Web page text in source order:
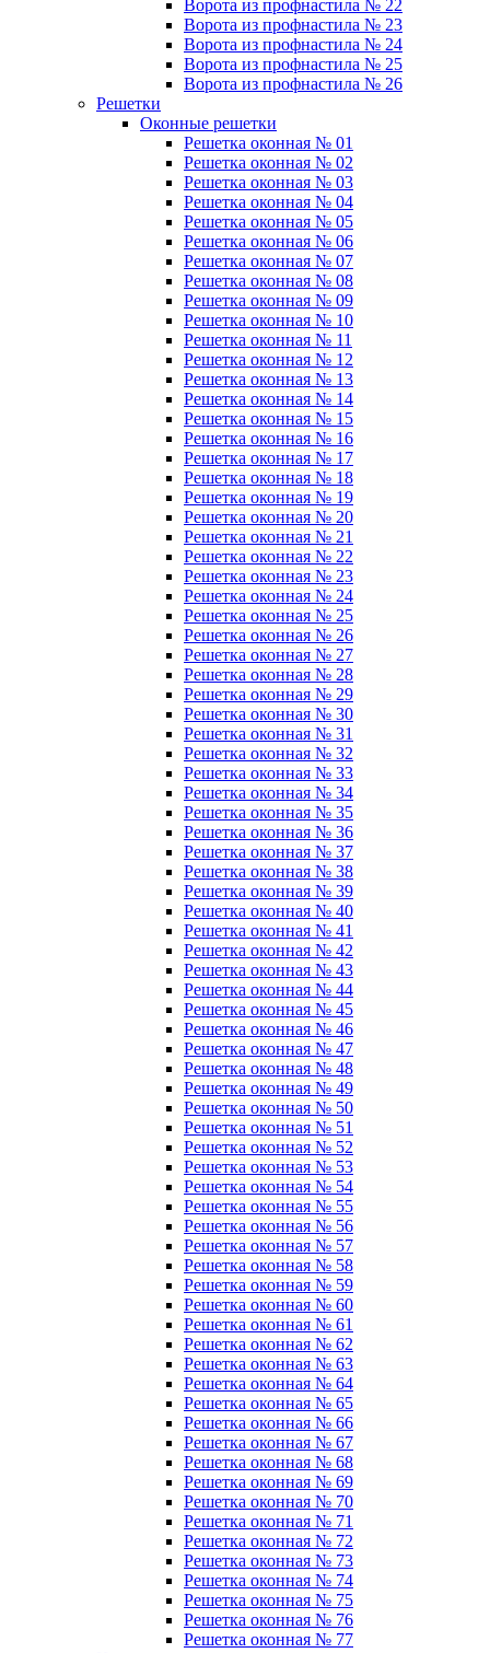
Ворота из профнастила № 22
Ворота из профнастила № 23
Ворота из профнастила № 24
Ворота из профнастила № 25
Ворота из профнастила № 26
Решетки
Оконные решетки
Решетка оконная № 01
Решетка оконная № 02
Решетка оконная № 03
Решетка оконная № 04
Решетка оконная № 05
Решетка оконная № 06
Решетка оконная № 07
Решетка оконная № 08
Решетка оконная № 09
Решетка оконная № 10
Решетка оконная № 11
Решетка оконная № 12
Решетка оконная № 13
Решетка оконная № 14
Решетка оконная № 15
Решетка оконная № 16
Решетка оконная № 17
Решетка оконная № 18
Решетка оконная № 19
Решетка оконная № 20
Решетка оконная № 21
Решетка оконная № 22
Решетка оконная № 23
Решетка оконная № 24
Решетка оконная № 25
Решетка оконная № 26
Решетка оконная № 27
Решетка оконная № 28
Решетка оконная № 29
Решетка оконная № 30
Решетка оконная № 31
Решетка оконная № 32
Решетка оконная № 33
Решетка оконная № 34
Решетка оконная № 35
Решетка оконная № 36
Решетка оконная № 37
Решетка оконная № 38
Решетка оконная № 39
Решетка оконная № 40
Решетка оконная № 41
Решетка оконная № 42
Решетка оконная № 43
Решетка оконная № 44
Решетка оконная № 45
Решетка оконная № 46
Решетка оконная № 47
Решетка оконная № 48
Решетка оконная № 49
Решетка оконная № 50
Решетка оконная № 51
Решетка оконная № 52
Решетка оконная № 53
Решетка оконная № 54
Решетка оконная № 55
Решетка оконная № 56
Решетка оконная № 57
Решетка оконная № 58
Решетка оконная № 59
Решетка оконная № 60
Решетка оконная № 61
Решетка оконная № 62
Решетка оконная № 63
Решетка оконная № 64
Решетка оконная № 65
Решетка оконная № 66
Решетка оконная № 67
Решетка оконная № 68
Решетка оконная № 69
Решетка оконная № 70
Решетка оконная № 71
Решетка оконная № 72
Решетка оконная № 73
Решетка оконная № 74
Решетка оконная № 75
Решетка оконная № 76
Решетка оконная № 77